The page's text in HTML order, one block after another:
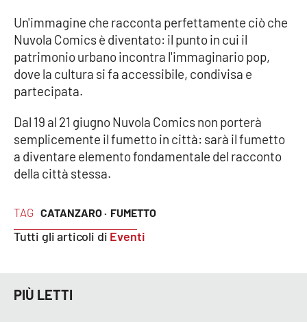
TAG CATANZARO · FUMETTO
Tutti gli articoli di Eventi
Un'immagine che racconta perfettamente ciò che
Nuvola Comics è diventato: il punto in cui il
patrimonio urbano incontra l'immaginario pop,
dove la cultura si fa accessibile, condivisa e
partecipata.
Dal 19 al 21 giugno Nuvola Comics non porterà
semplicemente il fumetto in città: sarà il fumetto
a diventare elemento fondamentale del racconto
della città stessa.
PIÙ LETTI